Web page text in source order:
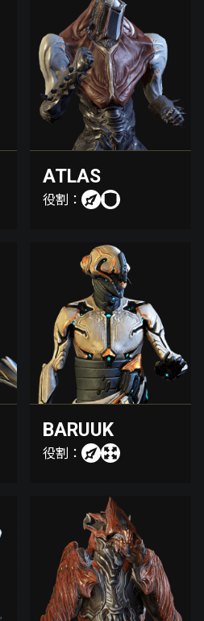
ATLAS
役割：
BARUUK
役割：